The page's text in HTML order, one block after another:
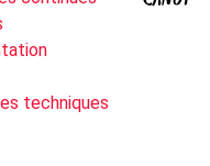
techniques